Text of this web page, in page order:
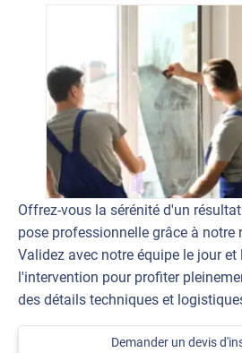
Offrez-vous la sérénité d'un
pose professionnelle grâce à notre
Validez avec notre équipe le jour et
l'intervention pour profiter
des détails techniques et
Demander un devis